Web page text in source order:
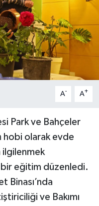
A- A+
Park ve Bahçeler
hobi olarak evde
ilgilenmek
eğitim düzenledi.
Binası’nda
ve Bakımı